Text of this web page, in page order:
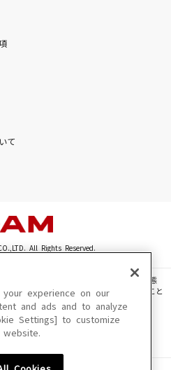
て
All Rights Reserved.
・画像・写真・動画・音声等を、手段や形態
て無断で複製、転載、ファイル化などすること
用いただけない場合があります。
変更になる場合があります。
experience on our
and ads and to analyze
Settings] to customize